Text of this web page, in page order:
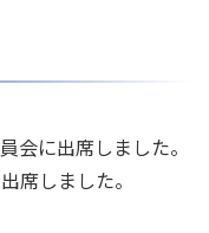
会に出席しました。
席しました。